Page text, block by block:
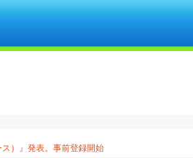
）』発表。事前登録開始